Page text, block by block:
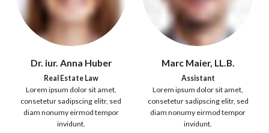
Dr. iur. Anna Huber
Real Estate Law
Lorem ipsum dolor sit amet,
consetetur sadipscing elitr, sed
diam nonumy eirmod tempor
invidunt.
Marc Maier, LL.B.
Assistant
Lorem ipsum dolor sit amet,
consetetur sadipscing elitr, sed
diam nonumy eirmod tempor
invidunt.